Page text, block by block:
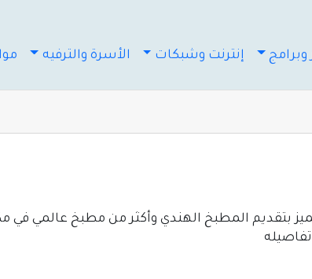
وبرامج إنترنت وشبكات الأسرة والترفيه
بتقديم المطبخ الهندي وأكثر من مطبخ عالمي في